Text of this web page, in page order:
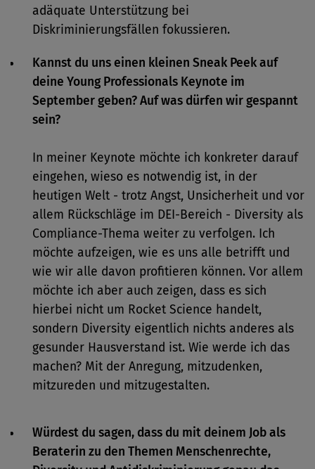
adäquate Unterstützung bei
Diskriminierungsfällen fokussieren.
Kannst du uns einen kleinen Sneak Peek auf
deine Young Professionals Keynote im
September geben? Auf was dürfen wir gespannt
sein?
In meiner Keynote möchte ich konkreter darauf
eingehen, wieso es notwendig ist, in der
heutigen Welt - trotz Angst, Unsicherheit und vor
allem Rückschläge im DEI-Bereich - Diversity als
Compliance-Thema weiter zu verfolgen. Ich
möchte aufzeigen, wie es uns alle betrifft und
wie wir alle davon profitieren können. Vor allem
möchte ich aber auch zeigen, dass es sich
hierbei nicht um Rocket Science handelt,
sondern Diversity eigentlich nichts anderes als
gesunder Hausverstand ist. Wie werde ich das
machen? Mit der Anregung, mitzudenken,
mitzureden und mitzugestalten.
Würdest du sagen, dass du mit deinem Job als
Beraterin zu den Themen Menschenrechte,